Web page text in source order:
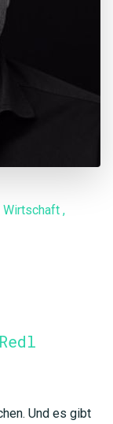
Wirtschaft ,
Und es gibt